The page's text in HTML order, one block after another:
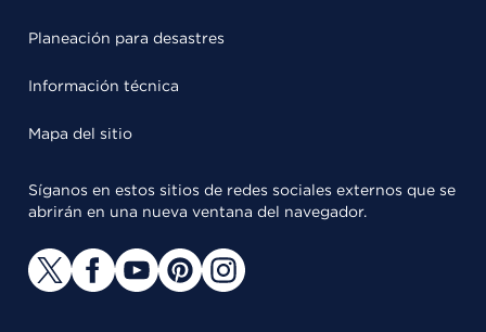
Planeación para desastres
Información técnica
Mapa del sitio
Síganos en estos sitios de redes sociales externos que se
abrirán en una nueva ventana del navegador.